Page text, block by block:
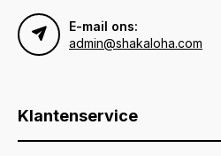
E-mail ons:
admin@shakaloha.com
Klantenservice